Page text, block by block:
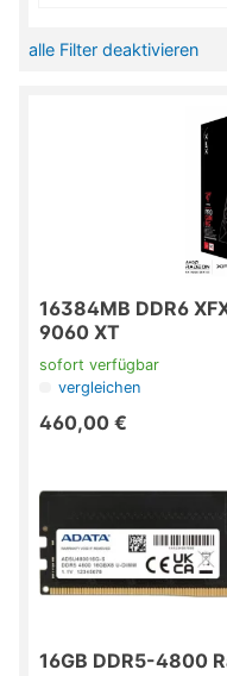
BeQuiet
Brother
Digitus
Diverse
Eaton Electric GmbH
Endorfy
Fractal
Fujitsu
GData Software
Icy-Box
Inline
Intel
Intos
alle Filter deaktivieren
16384MB DDR6
9060 XT
sofort verfügbar
vergleichen
460,00 €
16GB DDR5-4800